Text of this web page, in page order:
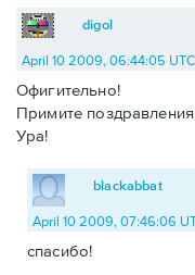
digol
April 10 2009, 06:44:05 UTC
Офигительно!
Примите
Ура!
blackabbat
April 10 2009, 07:46:06
спасибо!